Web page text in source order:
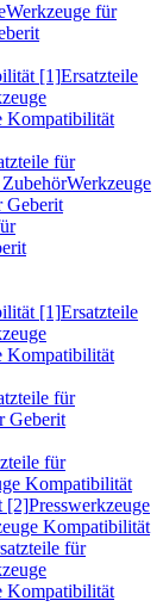
Werkzeuge für
[1]Ersatzteile
Kompatibilität
für
Werkzeuge
Geberit
[1]Ersatzteile
Kompatibilität
für
Geberit
für
Kompatibilität
[2]Presswerkzeuge
Kompatibilität
für
Kompatibilität